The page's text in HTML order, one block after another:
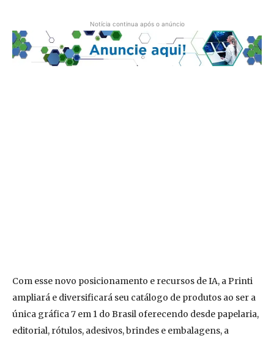
Notícia continua após o anúncio
Com esse novo posicionamento e recursos de IA, a Printi
ampliará e diversificará seu catálogo de produtos ao ser a
única gráfica 7 em 1 do Brasil oferecendo desde papelaria,
editorial, rótulos, adesivos, brindes e embalagens, a